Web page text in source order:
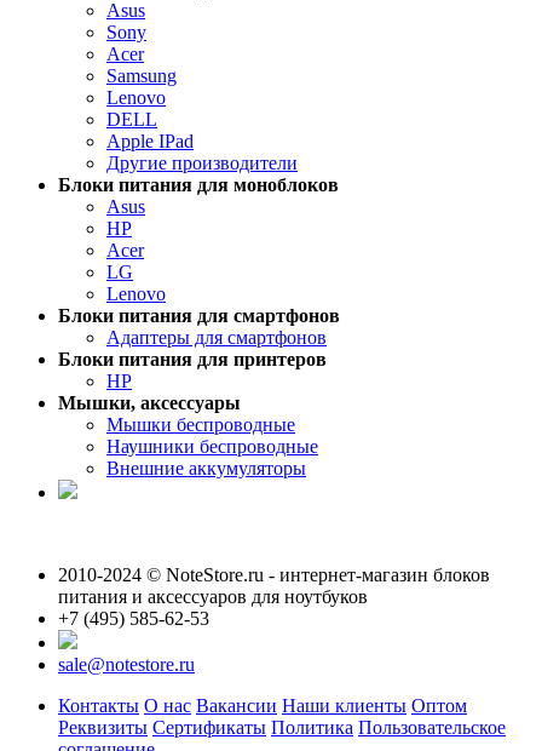
Asus
Sony
Acer
Samsung
Lenovo
DELL
Apple IPad
Другие производители
Блоки питания для моноблоков
Asus
HP
Acer
LG
Lenovo
Блоки питания для смартфонов
Адаптеры для смартфонов
Блоки питания для принтеров
HP
Мышки, аксессуары
Мышки беспроводные
Наушники беспроводные
Внешние аккумуляторы
2010-2024 © NoteStore.ru - интернет-магазин блоков
питания и аксессуаров для ноутбуков
+7 (495) 585-62-53
sale@notestore.ru
Контакты О нас Вакансии Наши клиенты Оптом
Реквизиты Сертификаты Политика Пользовательское